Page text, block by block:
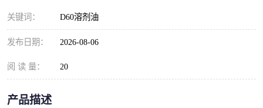
关键词： D60溶剂油
发布日期： 2026-08-06
阅 读 量： 20
产品描述